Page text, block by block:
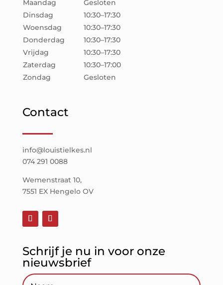
Maandag
Gesloten
Dinsdag
10:30–17:30
Woensdag
10:30–17:30
Donderdag
10:30–17:30
Vrijdag
10:30–17:30
Zaterdag
10:30–17:00
Zondag
Gesloten
Contact
info@louistielkes.nl
074 291 0088
Wemenstraat 10,
7551 EX Hengelo OV
Schrijf je nu in voor onze
nieuwsbrief